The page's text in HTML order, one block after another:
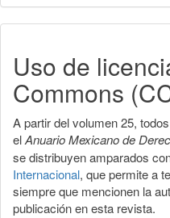
Uso de
Commons
A partir del volumen 25,
elAnuario Mexicano de
se distribuyen amparados
Internacional, que permite a
siempre que mencionen la
publicación en esta revista.